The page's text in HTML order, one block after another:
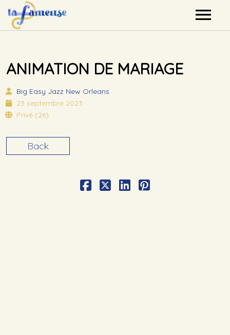
Agenda
Label
ANIMATION DE MARIAGE
Big Easy Jazz New Orleans
23 septembre 2023
Privé (26)
Back